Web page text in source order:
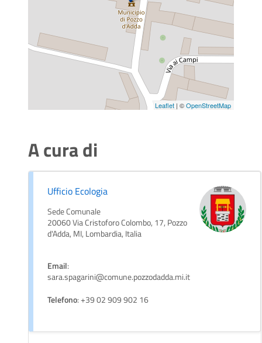
Leaflet | ©OpenStreetMap
A cura di
Ufficio Ecologia
Sede Comunale
20060 Via Cristoforo Colombo, 17, Pozzo
d'Adda, MI, Lombardia, Italia
Email:
sara.spagarini@comune.pozzodadda.mi.it
Telefono: +39 02 909 902 16